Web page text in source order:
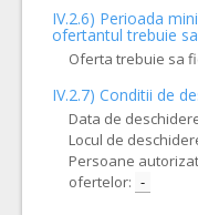
IV.2.6) Perioada
ofertantul trebuie
Oferta trebuie sa
IV.2.7) Conditii de
Data de
Locul de
Persoane
ofertelor: -